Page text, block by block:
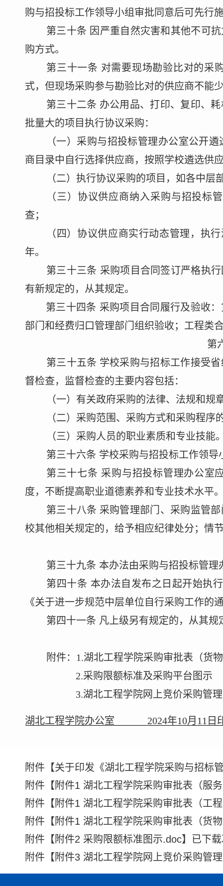
购与招投标工作领导小组 审批同意后可先行
第三十条 因严重自然灾害和其他不可
购方式。
第三十一条 对需要现场勘验比对的采
式，但现场采购参与勘验比对的供应商不能
第三十二条 办公用品、打印、复印、
批量大的项目执行协议采购：
（一） 采购与招投标管理办公室公开遴
商目录中自行选择供应商，按照学校遴选供
（二）执行协议采购的项目，如各中
（三）协议供应商纳入采购与招投标
查；
（四）协议供应商实行动态管理，执
年。
第三十三条 采购项目 合同签订严格执
有新规定的，从其规定。
第三十四条 采购项目 合同履行及验收
部门和经费归口管理部门组织验收；工程类
第
第三十五条 学校采购与招标工作接受
督检查，监督检查的主要内容包括：
（一）有关政府采购的法律、法规和规
（二）采购范围、采购方式和采购程序
（三）采购人员的职业素质和专业技能
第三十六条 学校采购与招投标工作领导
第三十七条 采购与招投标管理办公室
度，不断提高职业道德素养和专业技术水平
第三十八条 采购管理部门、采购监管
校其他相关规定的，给予相应纪律处分；情
第三十九条 本办法由采购与招投标管理
第 四十条 本办法自发布之日起开始执行
《关于进一步规范中层单位自行采购工作的
第四十一条 凡上级另有规定的，从其规
附件： 1.湖北工程学院采购审批表（货
2.采购限额标准及采购平台图示
3.湖北工程学院网上竞价采购管
湖北工程学院办公室 2024年10月 11 日
附件【关于印发《湖北工程学院采购与招标
附件【 附件1 湖北工程学院采购审批表（服
附件【 附件1 湖北工程学院采购审批表（工
附件【 附件1 湖北工程学院采购审批表（货
附件【 附件2 采购限额标准图示.doc】已下
附件【 附件3 湖北工程学院网上竞价采购管